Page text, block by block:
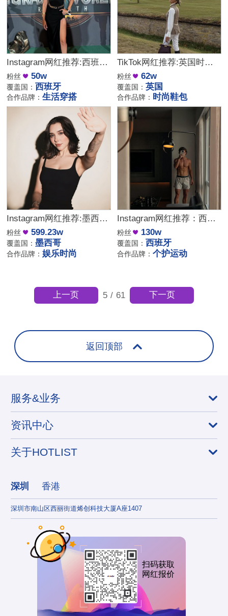
Instagram网红推荐:西班牙生活穿搭分享高质量中腰部博主
粉丝 50w
覆盖国： 西班牙
合作品牌：生活穿搭
TikTok网红推荐:英国时尚鞋包带货博主
粉丝 62w
覆盖国：英国
合作品牌： 时尚鞋包
Instagram网红推荐:墨西哥娱乐生活分享类的头部达人博主
粉丝 599.23w
覆盖国：墨西哥
合作品牌：娱乐时尚
Instagram网红推荐：西班牙个护和运动产品带货达人
粉丝 130w
覆盖国： 西班牙
合作品牌：个护运动
5 / 61
上一页 下一页
返回顶部
服务&业务
资讯中心
关于HOTLIST
深圳 香港
深圳市南山区西丽街道烯创科技大厦A座1407
扫码获取
网红报价